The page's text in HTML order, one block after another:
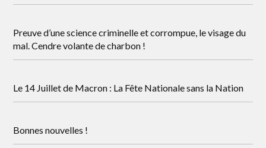
Preuve d’une science criminelle et corrompue, le visage du
mal. Cendre volante de charbon !
Le 14 Juillet de Macron : La Fête Nationale sans la Nation
Bonnes nouvelles !